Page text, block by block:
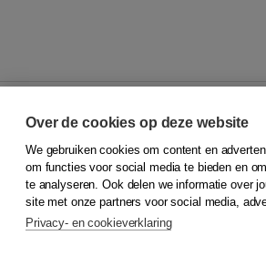
© 2026Koninklijke Boom uitgevers
Klantenservice
Service & informatie
Contact
Over de cookies op deze website
We gebruiken cookies om content en
om functies voor social media te bieden en
te analyseren. Ook delen we informatie over
site met onze partners voor social media,
Privacy- en cookieverklaring